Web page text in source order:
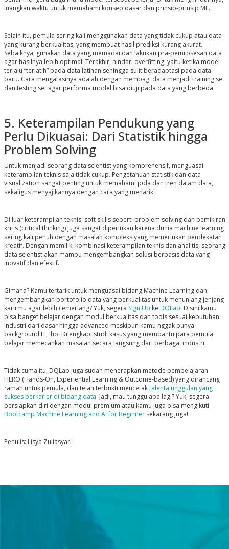
luangkan waktu untuk memahami konsep dasar dan prinsip-prinsip ML.
Selain itu, pemula sering kali menggunakan data yang tidak cukup atau data
yang kurang berkualitas, yang membuat hasil prediksi kurang akurat.
Sebaiknya, gunakan data yang memadai dan lakukan pra-pemrosesan data
agar hasilnya lebih optimal. Terakhir, hindari overfitting, yaitu ketika model
terlalu “terlatih” pada data latihan sehingga sulit beradaptasi pada data
baru. Cara mengatasinya adalah dengan membagi data menjadi training set
dan testing set agar performa model bisa diuji pada data yang berbeda.
5. Keterampilan Pendukung yang
Perlu Dikuasai: Dari Statistik hingga
Problem Solving
Untuk menjadi seorang data scientist yang komprehensif, menguasai
keterampilan teknis saja tidak cukup. Pengetahuan statistik dan data
visualization sangat penting untuk memahami pola dan tren dalam data,
sekaligus menyajikannya dengan cara yang menarik.
Di luar keterampilan teknis, soft skills seperti problem solving dan pemikiran
kritis (critical thinking) juga sangat diperlukan karena dunia machine learning
sering kali penuh dengan masalah kompleks yang memerlukan pendekatan
kreatif. Dengan memiliki kombinasi keterampilan teknis dan analitis, seorang
data scientist akan mampu mengembangkan solusi berbasis data yang
inovatif dan efektif.
Gimana? Kamu tertarik untuk menguasai bidang Machine Learning dan
mengembangkan portofolio data yang berkualitas untuk menunjang jenjang
karirmu agar lebih cemerlang? Yuk, segera Sign Up ke DQLab! Disini kamu
bisa banget belajar dengan modul berkualitas dan tools sesuai kebutuhan
industri dari dasar hingga advanced meskipun kamu nggak punya
background IT, lho. Dilengkapi studi kasus yang membantu para pemula
belajar memecahkan masalah secara langsung dari berbagai industri.
Tidak cuma itu, DQLab juga sudah menerapkan metode pembelajaran
HERO (Hands-On, Experiential Learning & Outcome-based)yang dirancang
ramah untuk pemula, dan telah terbukti mencetaktalenta unggulan yang
sukses berkarier di bidang data. Jadi, mau tunggu apa lagi? Yuk, segera
persiapkan diri dengan modul premium atau kamu juga bisa mengikuti
Bootcamp Machine Learning and AI for Beginnersekarang juga!
Penulis: Lisya Zuliasyari